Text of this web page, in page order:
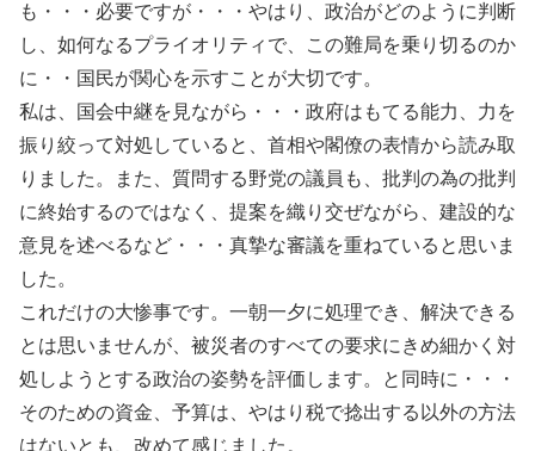
も・・・必要ですが・・・やはり、政治がどのように判断
し、如何なるプライオリティで、この難局を乗り切るのか
に・・国民が関心を示すことが大切です。
私は、国会中継を見ながら・・・政府はもてる能力、力を
振り絞って対処していると、首相や閣僚の表情から読み取
りました。また、質問する野党の議員も、批判の為の批判
に終始するのではなく、提案を織り交ぜながら、建設的な
意見を述べるなど・・・真摯な審議を重ねていると思いま
した。
これだけの大惨事です。一朝一夕に処理でき、解決できる
とは思いませんが、被災者のすべての要求にきめ細かく対
処しようとする政治の姿勢を評価します。と同時に・・・
そのための資金、予算は、やはり税で捻出する以外の方法
はないとも、改めて感じました。